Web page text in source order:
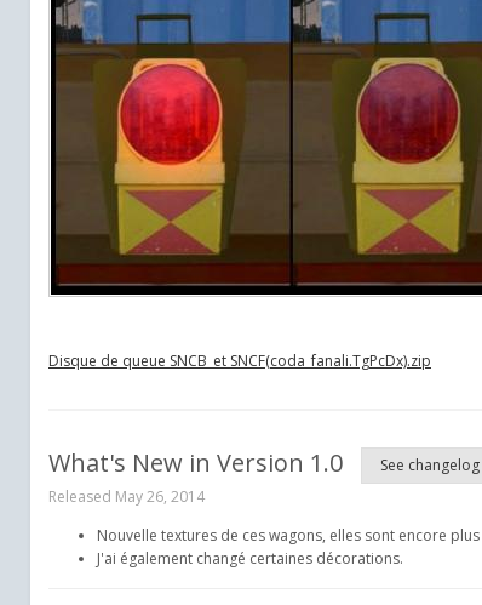
Disque de queue SNCB_et SNCF(coda_fanali.TgPcDx).zip
What's New in Version 1.0
See changelog
Released May 26, 2014
Nouvelle textures de ces wagons, elles sont encore
J'ai également changé certaines décorations.